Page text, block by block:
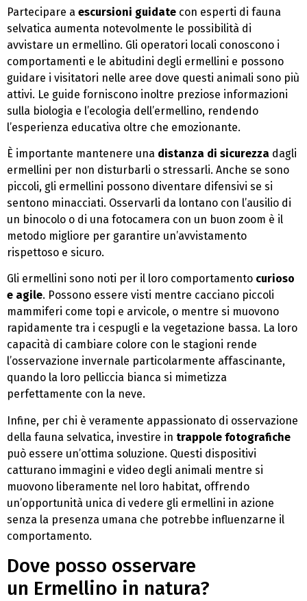
Partecipare a escursioni guidate con esperti di fauna
selvatica aumenta notevolmente le possibilità di
avvistare un ermellino. Gli operatori locali conoscono i
comportamenti e le abitudini degli ermellini e possono
guidare i visitatori nelle aree dove questi animali sono più
attivi. Le guide forniscono inoltre preziose informazioni
sulla biologia e l’ecologia dell’ermellino, rendendo
l’esperienza educativa oltre che emozionante.
È importante mantenere una distanza di sicurezza dagli
ermellini per non disturbarli o stressarli. Anche se sono
piccoli, gli ermellini possono diventare difensivi se si
sentono minacciati. Osservarli da lontano con l’ausilio di
un binocolo o di una fotocamera con un buon zoom è il
metodo migliore per garantire un’avvistamento
rispettoso e sicuro.
Gli ermellini sono noti per il loro comportamento curioso
e agile. Possono essere visti mentre cacciano piccoli
mammiferi come topi e arvicole, o mentre si muovono
rapidamente tra i cespugli e la vegetazione bassa. La loro
capacità di cambiare colore con le stagioni rende
l’osservazione invernale particolarmente affascinante,
quando la loro pelliccia bianca si mimetizza
perfettamente con la neve.
Infine, per chi è veramente appassionato di osservazione
della fauna selvatica, investire in trappole fotografiche
può essere un’ottima soluzione. Questi dispositivi
catturano immagini e video degli animali mentre si
muovono liberamente nel loro habitat, offrendo
un’opportunità unica di vedere gli ermellini in azione
senza la presenza umana che potrebbe influenzarne il
comportamento.
Dove posso osservare
un Ermellino in natura?